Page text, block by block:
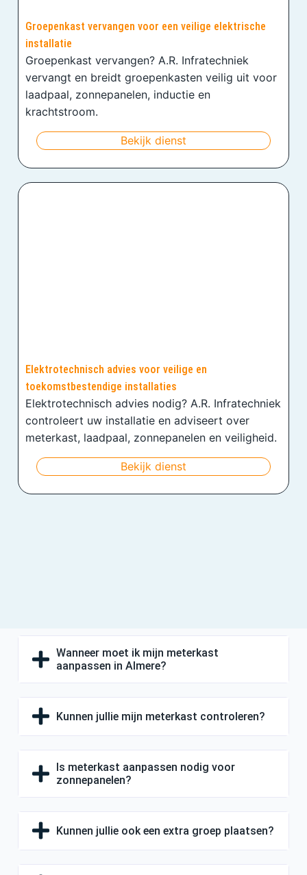
Groepenkast vervangen voor een veilige elektrische
installatie
Groepenkast vervangen? A.R. Infratechniek
vervangt en breidt groepenkasten veilig uit voor
laadpaal, zonnepanelen, inductie en
krachtstroom.
Bekijk dienst
Elektrotechnisch advies voor veilige en
toekomstbestendige installaties
Elektrotechnisch advies nodig? A.R. Infratechniek
controleert uw installatie en adviseert over
meterkast, laadpaal, zonnepanelen en veiligheid.
Bekijk dienst
Wanneer moet ik mijn meterkast
aanpassen in Almere?
Kunnen jullie mijn meterkast controleren?
Is meterkast aanpassen nodig voor
zonnepanelen?
Kunnen jullie ook een extra groep plaatsen?